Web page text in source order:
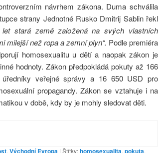
návrhem zákona. Duma schválila
strany Jednotné Rusko Dmitrij Sablin řekl
stará země založená na svých vlastních
milejší než ropa a zemní plyn“. Podle premiéra
homosexualitu u dětí a naopak zákon je
hodnoty. Zákon předpokládá pokuty až 166
veřejné správy a 16 650 USD pro
propagandy. Zákon se vztahuje i na
v době, kdy by je mohly sledovat děti.
, Východní Evropa | Štítky:homosexualita, pokuta,